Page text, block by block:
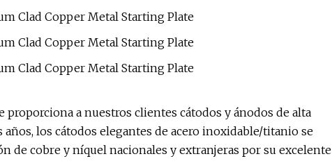
a nuestros clientes cátodos y ánodos de alta
los cátodos elegantes de acero inoxidable/titanio se
de cobre y níquel nacionales y extranjeras por su excelente